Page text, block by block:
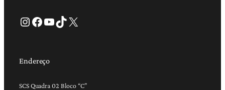
Instagram Facebook Youtube TikTok X
Endereço
SCS Quadra 02 Bloco “C”